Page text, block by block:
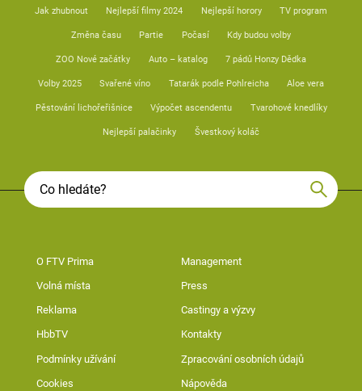
Jak zhubnout Nejlepší filmy 2024 Nejlepší horory TV program
Změna času Partie Počasí Kdy budou volby
ZOO Nové začátky Auto – katalog 7 pádů Honzy Dědka
Volby 2025 Svařené víno Tatarák podle Pohlreicha Aloe vera
Pěstování lichořeřišnice Výpočet ascendentu Tvarohové knedlíky
Nejlepší palačinky Švestkový koláč
O FTV Prima Management
Volná místa Press
Reklama Castingy a výzvy
HbbTV Kontakty
Podmínky užívání Zpracování osobních údajů
Cookies Nápověda